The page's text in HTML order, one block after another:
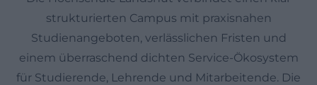
strukturierten Campus mit praxisnahen
Studienangeboten, verlässlichen Fristen und
einem überraschend dichten Service-Ökosystem
für Studierende, Lehrende und Mitarbeitende. Die